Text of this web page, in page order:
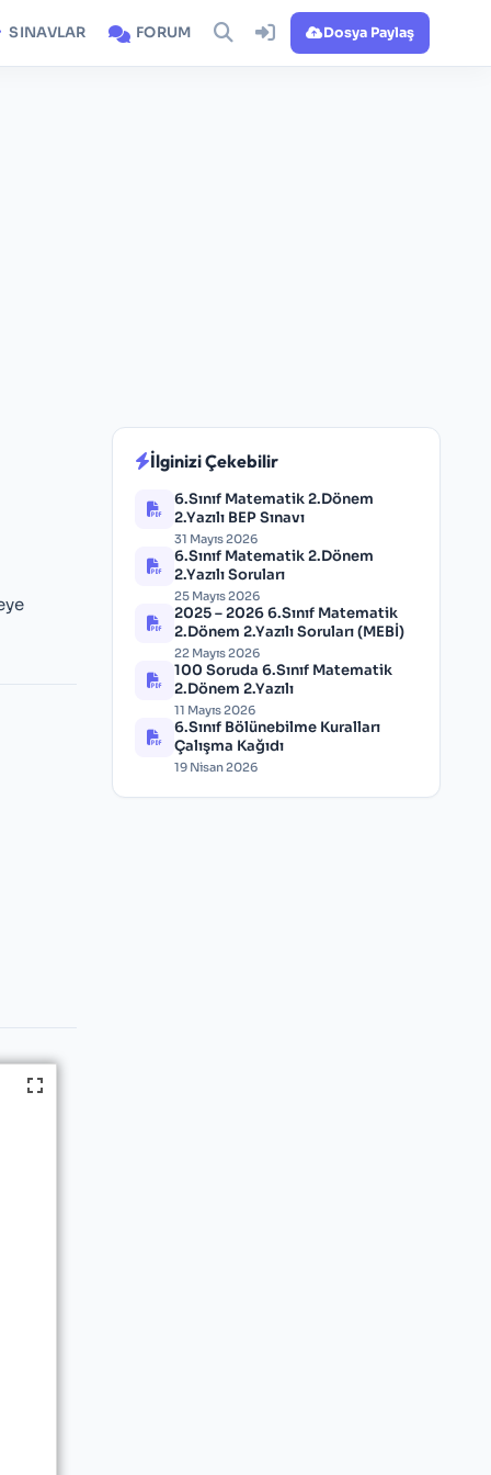
SINAVLAR FORUM Dosya Paylaş
İlginizi Çekebilir
6.Sınıf Matematik 2.Dönem
2.Yazılı BEP Sınavı
31 Mayıs 2026
6.Sınıf Matematik 2.Dönem
2.Yazılı Soruları
25 Mayıs 2026
2025 – 2026 6.Sınıf Matematik
2.Dönem 2.Yazılı Soruları (MEBİ)
22 Mayıs 2026
100 Soruda 6.Sınıf Matematik
2.Dönem 2.Yazılı
11 Mayıs 2026
6.Sınıf Bölünebilme Kuralları
Çalışma Kağıdı
19 Nisan 2026